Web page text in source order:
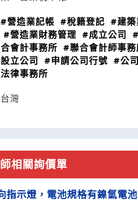
#營造業記帳 #稅籍登記 #建築
#營造業財務管理 #成立公司
會計事務所 #聯合會計師事務
立公司 #申請公司行號 #公
律事務所
灣
相關詢價單
指示燈，電池規格有鎳氫電